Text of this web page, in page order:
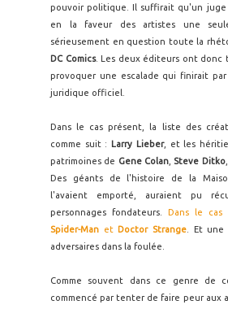
pouvoir politique. Il suffirait qu'un
en la faveur des artistes une
sérieusement en question toute la
DC Comics. Les deux éditeurs ont
provoquer une escalade qui finirait
juridique officiel.
Dans le cas présent, la liste des
comme suit :
Larry Lieber, et les
patrimoines de Gene Colan, Steve Ditko,
Des géants de l'histoire de la
l'avaient emporté, auraient pu
personnages fondateurs.
Dans le cas
Spider-Man etDoctor Strange . Et
adversaires dans la foulée.
Comme souvent dans ce genre de
commencé par tenter de faire peur aux